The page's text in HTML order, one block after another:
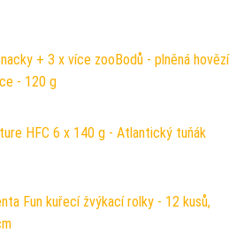
+ 3 x více zooBodů - plněná hovězí
- 120 g
HFC 6 x 140 g - Atlantický tuňák
Fun kuřecí žvýkací rolky - 12 kusů,